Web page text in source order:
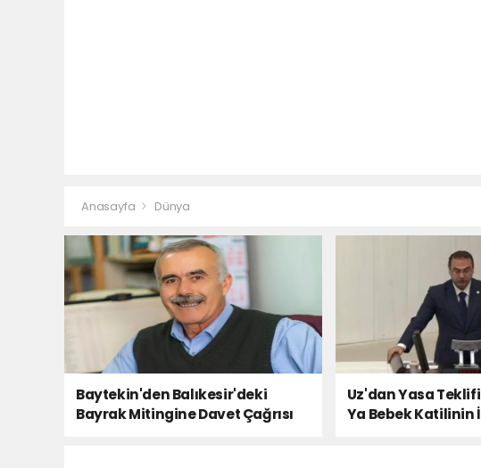
Anasayfa Dünya
Baytekin'den Balıkesir'deki
Bayrak Mitingine Davet Çağrısı
Uz'dan Yasa
Ya Bebek Katilinin